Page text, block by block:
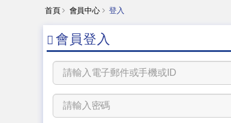
首頁 會員中心 登入
會員登入